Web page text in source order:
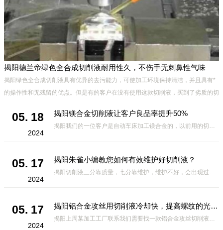
揭阳德兰帝绿色全合成切削液耐用性久，不伤手无刺鼻性气味
揭阳绿色全合成切削液具有优异的去污能力，可使加工环境保持清洁，并且具有*
的操作性和无残留的优点。但是有的客户在没有使用这款切削液，买到了劣质的切
05. 18
2024
揭阳镁合金切削液让客户良品率提升50%
05. 17
2024
揭阳朱雀小编教您如何有效维护好切削液？
05. 17
2024
揭阳铝合金攻丝用切削液冷却快，提高螺纹的光洁度